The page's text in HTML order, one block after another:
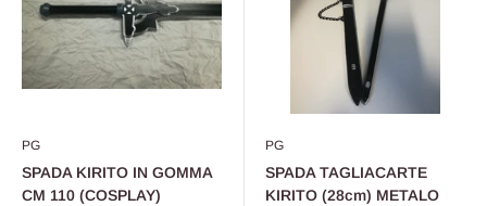
PG
SPADA KIRITO IN GOMMA
CM 110 (COSPLAY)
PG
SPADA TAGLIACARTE
KIRITO (28cm) METALO